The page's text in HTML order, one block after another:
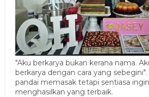
"Aku berkarya bukan kerana nama.
berkarya dengan cara yang
pandai memasak tetapi sentiasa
menghasilkan yang terbaik.